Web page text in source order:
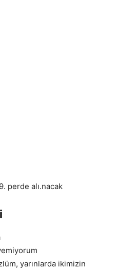
perde alı.nacak
yarınlarda ikimizin